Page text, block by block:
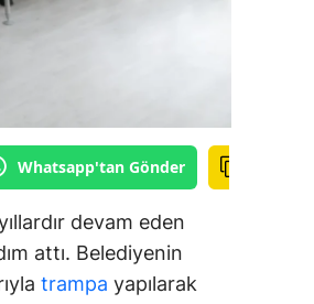
Whatsapp'tan Gönder
devam eden
attı. Belediyenin
trampa yapılarak